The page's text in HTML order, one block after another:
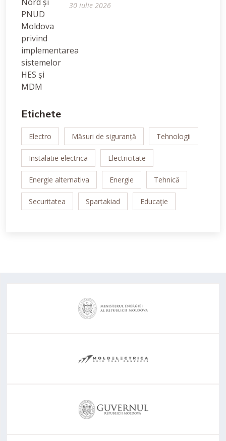
30 iulie 2026
Etichete
Electro Măsuri de siguranță Tehnologii
Instalatie electrica Electricitate
Energie alternativa Energie Tehnică
Securitatea Spartakiad Educaţie